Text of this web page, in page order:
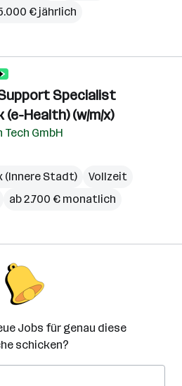
€ jährlich
Specialist
(e-Health) (w/m/x)
GmbH
(Innere Stadt)
Vollzeit
ab 2.700 € monatlich
Jobs für genau diese
schicken?